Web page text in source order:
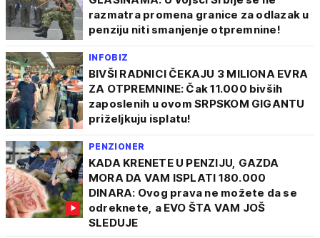
razmatra promena granice za odlazak u
penziju niti smanjenje otpremnine!
INFOBIZ
BIVŠI RADNICI ČEKAJU 3 MILIONA EVRA
ZA OTPREMNINE: Čak 11.000 bivših
zaposlenih u ovom SRPSKOM GIGANTU
priželjkuju isplatu!
PENZIONER
KADA KRENETE U PENZIJU, GAZDA
MORA DA VAM ISPLATI 180.000
DINARA: Ovog prava ne možete da se
odreknete, a EVO ŠTA VAM JOŠ
SLEDUJE